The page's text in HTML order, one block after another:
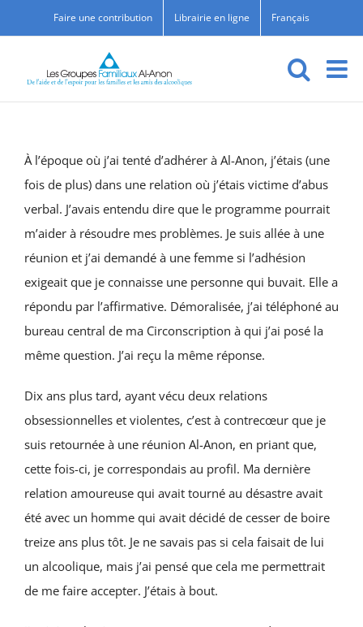
to
Faire une contribution Librairie en ligne Français
À l’époque où j’ai tenté d’adhérer à Al-Anon, j’étais (une
fois de plus) dans une relation où j’étais victime d’abus
verbal. J’avais entendu dire que le programme pourrait
m’aider à résoudre mes problèmes. Je suis allée à une
réunion et j’ai demandé à une femme si l’adhésion
exigeait que je connaisse une personne qui buvait. Elle a
répondu par l’affirmative. Démoralisée, j’ai téléphoné au
bureau central de ma Circonscription à qui j’ai posé la
même question. J’ai reçu la même réponse.
Dix ans plus tard, ayant vécu deux relations
obsessionnelles et violentes, c’est à contrecœur que je
suis retournée à une réunion Al-Anon, en priant que,
cette fois-ci, je correspondais au profil. Ma dernière
relation amoureuse qui avait tourné au désastre avait
été avec un homme qui avait décidé de cesser de boire
treize ans plus tôt. Je ne savais pas si cela faisait de lui
un alcoolique, mais j’ai pensé que cela me permettrait
de me faire accepter. J’étais à bout.